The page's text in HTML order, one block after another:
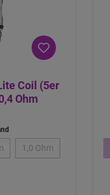
Coil (5er
Ohm
1,0 Ohm